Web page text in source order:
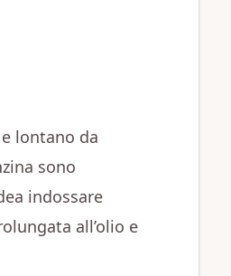
lontano da
sono
indossare
all’olio e